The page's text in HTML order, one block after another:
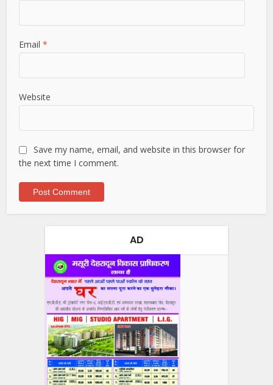
Email*
Website
Save my name, email, and website in this browser for
the next time I comment.
AD